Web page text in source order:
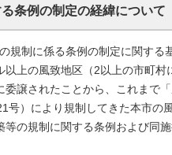
条例の制定の経緯について
制に係る条例の制定に関する
上の風致地区（2以上の市町村
譲されたことから、これまで
）により規制してきた本市の
の規制に関する条例および同